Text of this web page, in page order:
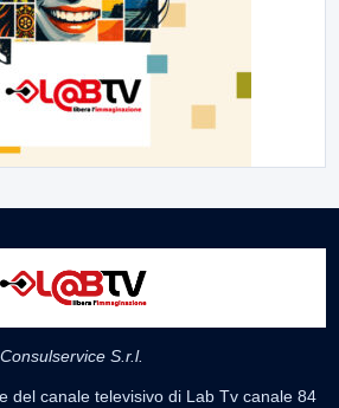
S.r.l.
del canale televisivo di Lab Tv canale 84